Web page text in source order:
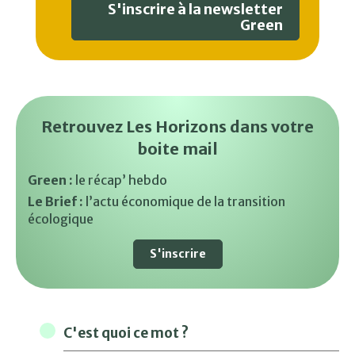
S'inscrire à la newsletter
Green
Retrouvez Les Horizons dans votre
boite mail
Green : le récap’ hebdo
Le Brief : l’actu économique de la transition
écologique
S'inscrire
C'est quoi ce mot ?